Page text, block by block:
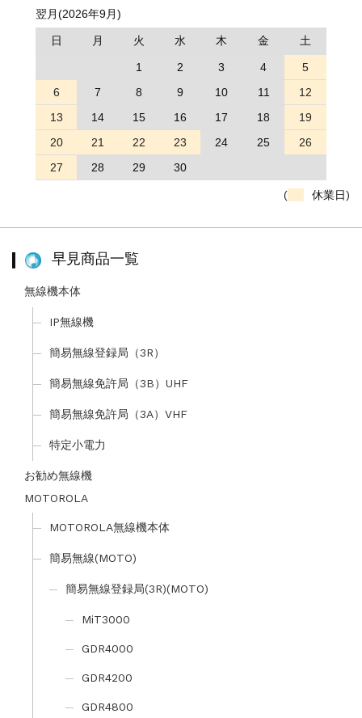
翌月(2026年9月)
日 月 火 水 木 金 土
1 2 3 4
5
6
7 8 9 10 11
12
13
14 15 16 17 18
19
20
21 22 23 24 25
26
27
28 29 30
( 休業日)
早見商品一覧
無線機本体
IP無線機
簡易無線登録局（3R）
簡易無線免許局（3B）UHF
簡易無線免許局（3A）VHF
特定小電力
お勧め無線機
MOTOROLA
MOTOROLA無線機本体
簡易無線(MOTO)
簡易無線登録局(3R)(MOTO)
MiT3000
GDR4000
GDR4200
GDR4800